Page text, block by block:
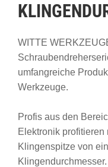
WITTE
umfangreiche
Werkzeuge.
Profis aus den
Elektronik
Klingenspitze von